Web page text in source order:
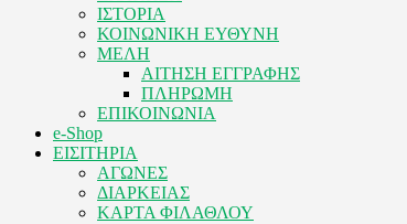
ΙΣΤΟΡΙΑ
ΚΟΙΝΩΝΙΚΗ ΕΥΘΥΝΗ
ΜΕΛΗ
ΑΙΤΗΣΗ ΕΓΓΡΑΦΗΣ
ΠΛΗΡΩΜΗ
ΕΠΙΚΟΙΝΩΝΙΑ
e-Shop
ΕΙΣΙΤΗΡΙΑ
ΑΓΩΝΕΣ
ΔΙΑΡΚΕΙΑΣ
ΚΑΡΤΑ ΦΙΛΑΘΛΟΥ